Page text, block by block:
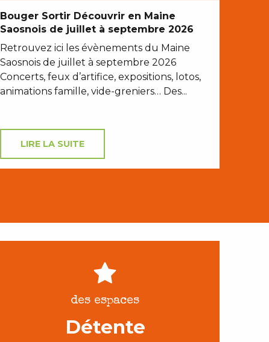
Bouger Sortir Découvrir en Maine
Saosnois de juillet à septembre 2026
Retrouvez ici les évènements du Maine
Saosnois de juillet à septembre 2026
Concerts, feux d’artifice, expositions, lotos,
animations famille, vide-greniers… Des...
LIRE LA SUITE
des espaces
Détente